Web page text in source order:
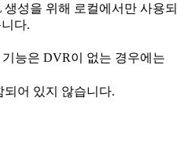
성을 위해 로컬에서만 사용되
다.
기능은 DVR이 없는 경우에는
되어 있지 않습니다.